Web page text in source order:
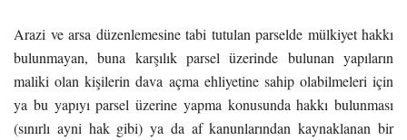
Arazi ve arsa düzenlemesine tabi tutulan parselde mülkiyet hakkı
bulunmayan, buna karşılık parsel üzerinde bulunan yapıların
maliki olan kişilerin dava açma ehliyetine sahip olabilmeleri için
ya bu yapıyı parsel üzerine yapma konusunda hakkı bulunması
(sınırlı ayni hak gibi) ya da af kanunlarından kaynaklanan bir